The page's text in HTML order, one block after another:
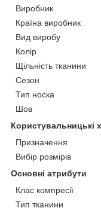
Виробник
Країна виробник
Вид виробу
Колір
Щільність тканини
Сезон
Тип носка
Шов
Користувальницькі
Призначення
Вибір розмірів
Основні атрибути
Клас компресії
Тип тканини